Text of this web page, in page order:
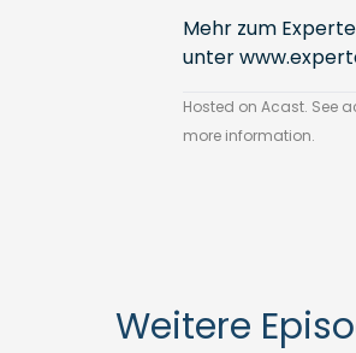
Mehr zum
unter
Hosted on Acast. See
more information.
Weitere